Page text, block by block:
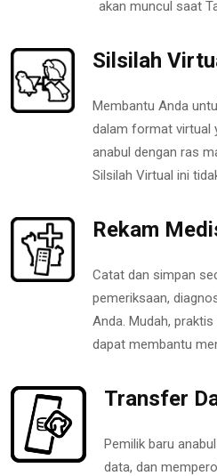
akan muncul saat
Silsilah
Membantu Anda
dalam format virtual
anabul dengan ras
Silsilah Virtual ini
Rekam
Catat dan simpan
pemeriksaan,
Anda. Mudah,
dapat membantu
Transfer
Pemilik baru
data, dan